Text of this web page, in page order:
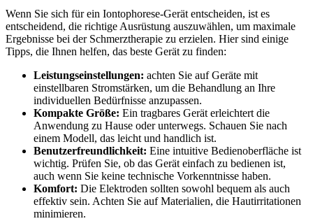
Wenn Sie sich für‌ ein Iontophorese-Gerät entscheiden, ist es
entscheidend, die richtige Ausrüstung ⁣auszuwählen, ‌um maximale
Ergebnisse ⁣bei der Schmerztherapie zu erzielen.⁣ Hier sind einige
⁢Tipps, die‌ Ihnen helfen, das beste Gerät ⁤zu finden:
Leistungseinstellungen: achten Sie auf Geräte mit
einstellbaren Stromstärken, um die Behandlung an Ihre
individuellen Bedürfnisse anzupassen.
Kompakte Größe: Ein tragbares Gerät erleichtert die
Anwendung zu ⁣Hause ⁣oder unterwegs. Schauen Sie ‌nach
einem Modell, das leicht und‍ handlich ‍ist.
Benutzerfreundlichkeit: Eine ⁤intuitive Bedienoberfläche ist
wichtig. Prüfen Sie, ⁢ob das Gerät einfach zu bedienen ist,
auch ⁣wenn Sie keine ⁤technische Vorkenntnisse haben.
Komfort: Die⁣ Elektroden sollten sowohl bequem als auch
effektiv sein. Achten Sie auf Materialien, die Hautirritationen
minimieren.